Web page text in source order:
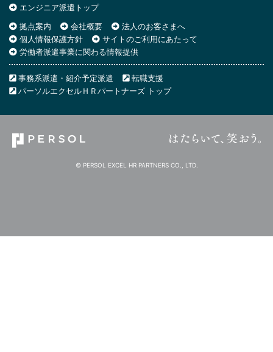
エンジニア派遣トップ
拠点案内
会社概要
法人のお客さまへ
個人情報保護方針
サイトのご利用にあたって
労働者派遣事業に関わる情報提供
事務系派遣・紹介予定派遣
転職支援
パーソルエクセルＨＲパートナーズ トップ
© PERSOL EXCEL HR PARTNERS CO., LTD.